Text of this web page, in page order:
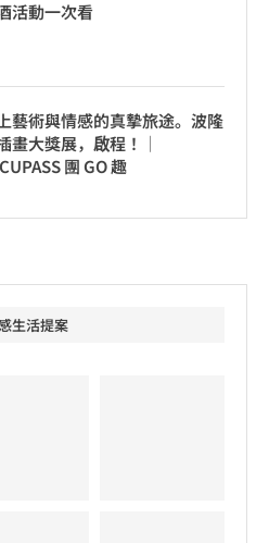
活動一次看
藝術與情感的真摯旅途。波隆
畫大獎展，啟程！│
團 GO 趣
生活提案